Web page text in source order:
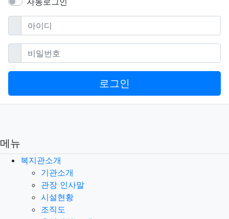
아이디필수
비밀번호필수
로그인
메뉴
복지관소개
기관소개
관장 인사말
시설현황
조직도